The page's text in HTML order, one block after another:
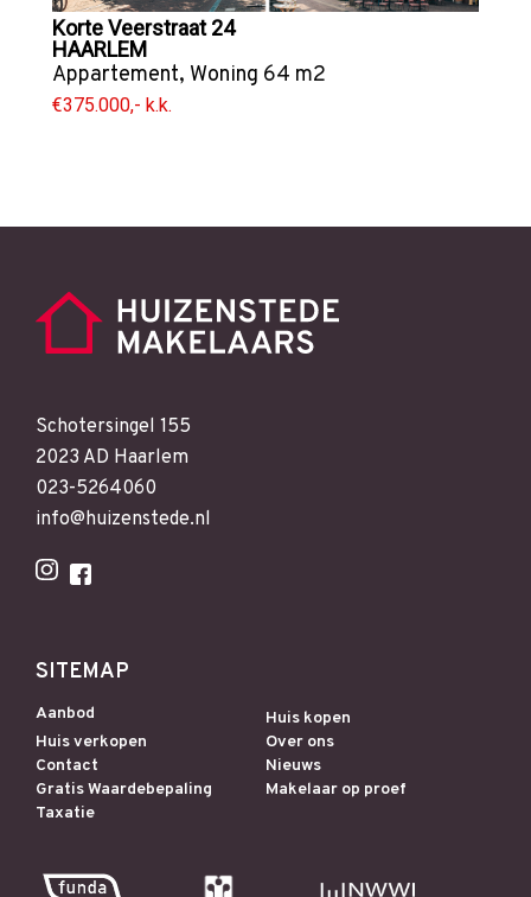
Korte Veerstraat 24
HAARLEM
Appartement, Woning 64 m2
€375.000,- k.k.
Schotersingel 155
2023 AD Haarlem
023-5264060
info@huizenstede.nl
SITEMAP
Aanbod
Huis kopen
Huis verkopen
Over ons
Contact
Nieuws
Gratis Waardebepaling
Makelaar op proef
Taxatie